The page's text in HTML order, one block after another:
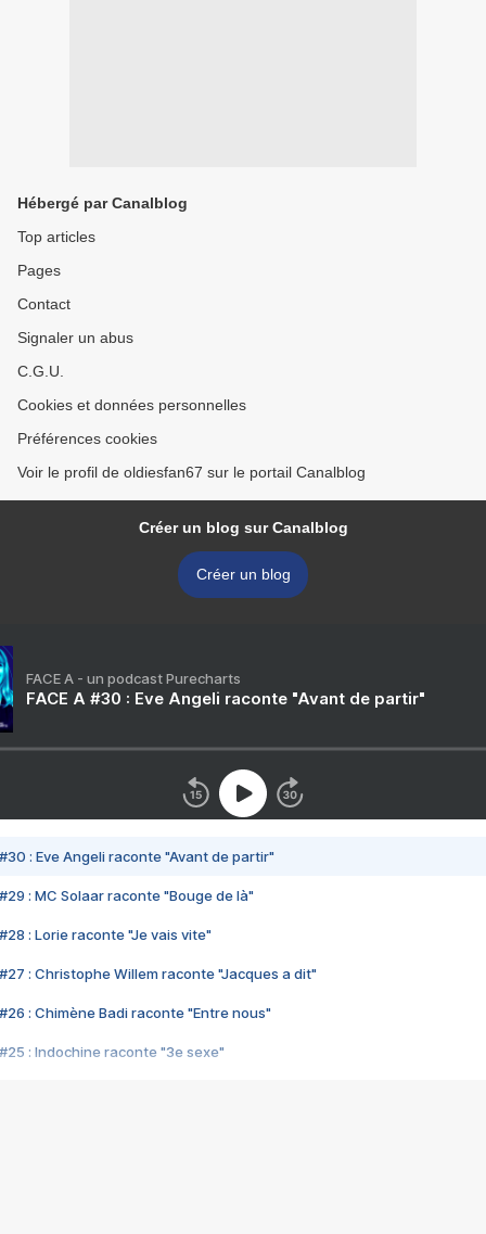
Hébergé par Canalblog
Top articles
Pages
Contact
Signaler un abus
C.G.U.
Cookies et données personnelles
Préférences cookies
Voir le profil de oldiesfan67 sur le portail Canalblog
Créer un blog sur Canalblog
Créer un blog
FACE A - un podcast Purecharts
FACE A #30 : Eve Angeli raconte "Avant de partir"
#30 : Eve Angeli raconte "Avant de partir"
#29 : MC Solaar raconte "Bouge de là"
#28 : Lorie raconte "Je vais vite"
#27 : Christophe Willem raconte "Jacques a dit"
#26 : Chimène Badi raconte "Entre nous"
#25 : Indochine raconte "3e sexe"